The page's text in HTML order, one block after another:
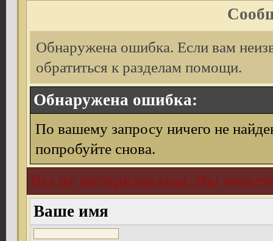
Обнаружена ошибка. Если вам
обратиться к разделам помощи.
Обнаружена ошибка:
По вашему запросу ничего не
попробуйте снова.
Вы не авторизованы. Вы
Ваше имя